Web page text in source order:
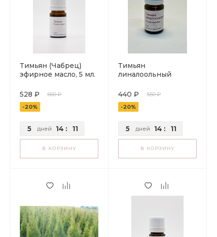
Тимьян (Чабрец)
эфирное масло, 5 мл.
528 ₽
660 ₽
-20%
5 дней 14 : 11
В КОРЗИНУ
Тимьян
линалоольный
440 ₽
550 ₽
-20%
5 дней 14 : 11
В КОРЗИНУ